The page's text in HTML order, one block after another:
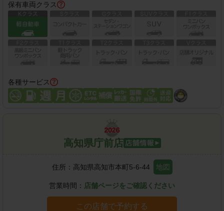
保有車両クラス
各種サービス
高知県庁前店
住所： 高知県高知市本町5-6-44 地図
営業時間： 店舗ページをご確認ください
この店舗で予約する